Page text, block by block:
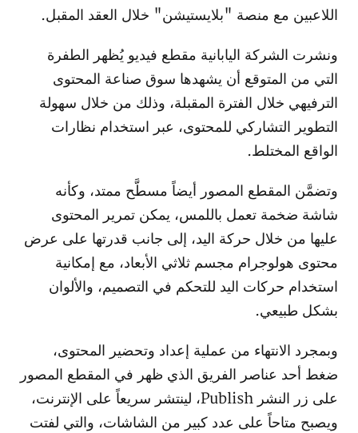
اللاعبين مع منصة "بلايستيشن" خلال العقد المقبل.
ونشرت الشركة اليابانية مقطع فيديو يُظهر الطفرة
التي من المتوقع أن يشهدها سوق صناعة المحتوى
الترفيهي خلال الفترة المقبلة، وذلك من خلال سهولة
التطوير التشاركي للمحتوى، عبر استخدام نظارات
الواقع المختلط.
وتضمَّن المقطع المصور أيضاً مسطَّح ممتد، وكأنه
شاشة ضخمة تعمل باللمس، يمكن تمرير المحتوى
عليها من خلال حركة اليد، إلى جانب قدرتها على عرض
محتوى هولوجرام مجسم ثلاثي الأبعاد، مع إمكانية
استخدام حركات اليد للتحكم في التصميم، والألوان
بشكل طبيعي.
وبمجرد الانتهاء من عملية إعداد وتحضير المحتوى،
ضغط أحد عناصر الفريق الذي ظهر في المقطع المصور
على زر النشر Publish، لينتشر سريعاً على الإنترنت،
ويصبح متاحاً على عدد كبير من الشاشات، والتي لفتت